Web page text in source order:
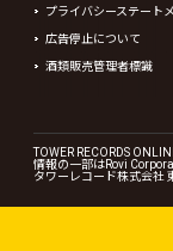
プライバシーステート
広告停止について
酒類販売管理者標識
TOWER RECORDS
情報の一部はRovi
タワーレコード株式会社